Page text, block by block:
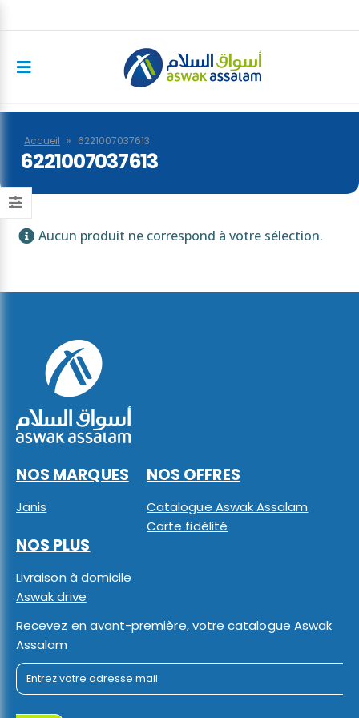
Accueil » 6221007037613
6221007037613
Aucun produit ne correspond à votre sélection.
NOS MARQUES
Janis
NOS OFFRES
Catalogue Aswak Assalam
Carte fidélité
NOS PLUS
Livraison à domicile
Aswak drive
Recevez en avant-première, votre catalogue Aswak
Assalam